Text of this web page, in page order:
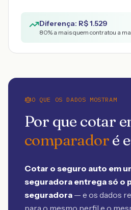
Diferença: R$1.529
80% a mais quem contratou a
O QUE OS DADOS MOSTRAM
Por que cotar
comparadoré
Cotar o seguro auto em
seguradora entrega só o
seguradora — e os dados
para o mesmo perfil e o